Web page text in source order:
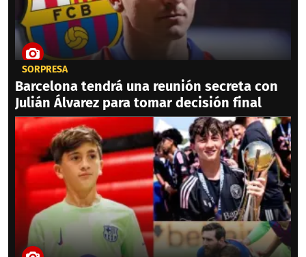
SORPRESA
Barcelona tendrá una reunión secreta con
Julián Álvarez para tomar decisión final